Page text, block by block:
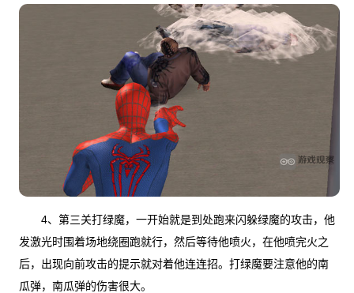
4、第三关打绿魔，一开始就是到处跑来闪躲绿魔的攻击，他
发激光时围着场地绕圈跑就行，然后等待他喷火，在他喷完火之
后，出现向前攻击的提示就对着他连连招。打绿魔要注意他的南
瓜弹，南瓜弹的伤害很大。